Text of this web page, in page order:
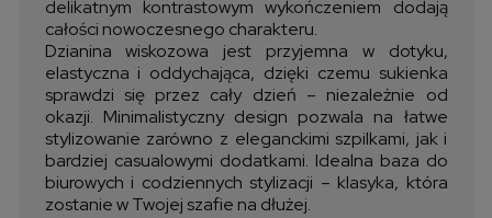
delikatnym kontrastowym wykończeniem dodają
całości nowoczesnego charakteru.
Dzianina wiskozowa jest przyjemna w dotyku,
elastyczna i oddychająca, dzięki czemu sukienka
sprawdzi się przez cały dzień – niezależnie od
okazji. Minimalistyczny design pozwala na łatwe
stylizowanie zarówno z eleganckimi szpilkami, jak i
bardziej casualowymi dodatkami. Idealna baza do
biurowych i codziennych stylizacji – klasyka, która
zostanie w Twojej szafie na dłużej.